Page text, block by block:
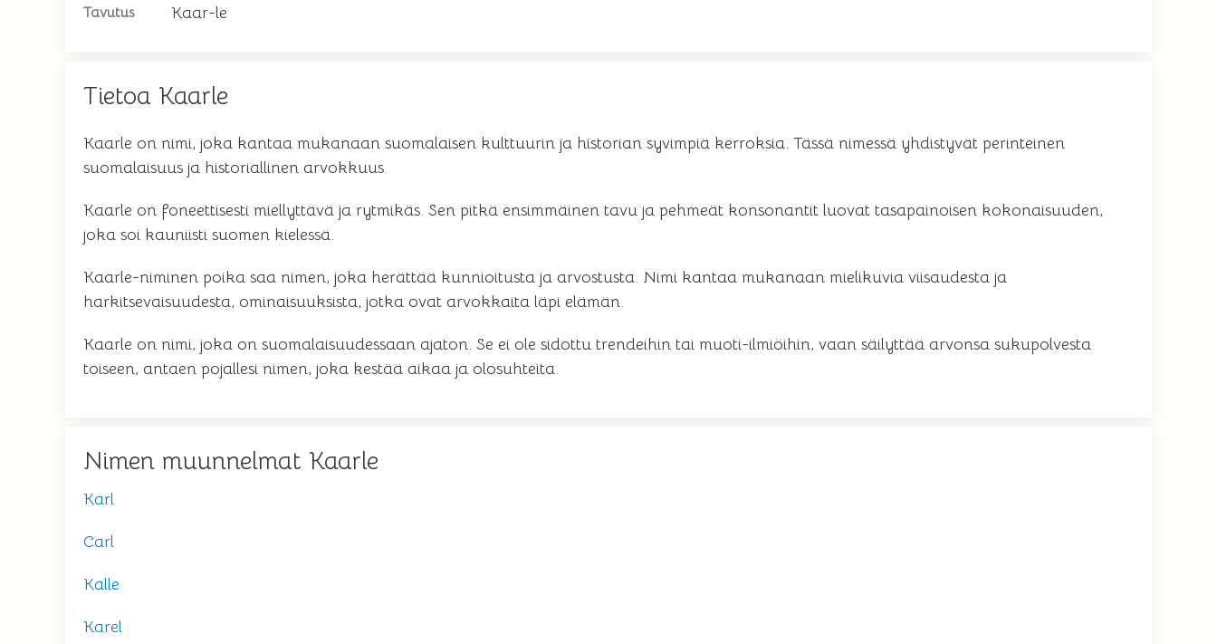
Tavutus Kaar-le
Tietoa Kaarle
Kaarle on nimi, joka kantaa mukanaan suomalaisen kulttuurin ja historian syvimpiä kerroksia. Tässä nimessä yhdistyvät perinteinen
suomalaisuus ja historiallinen arvokkuus.
Kaarle on foneettisesti miellyttävä ja rytmikäs. Sen pitkä ensimmäinen tavu ja pehmeät konsonantit luovat tasapainoisen kokonaisuuden,
joka soi kauniisti suomen kielessä.
Kaarle-niminen poika saa nimen, joka herättää kunnioitusta ja arvostusta. Nimi kantaa mukanaan mielikuvia viisaudesta ja
harkitsevaisuudesta, ominaisuuksista, jotka ovat arvokkaita läpi elämän.
Kaarle on nimi, joka on suomalaisuudessaan ajaton. Se ei ole sidottu trendeihin tai muoti-ilmiöihin, vaan säilyttää arvonsa sukupolvesta
toiseen, antaen pojallesi nimen, joka kestää aikaa ja olosuhteita.
Nimen muunnelmat Kaarle
Karl
Carl
Kalle
Karel